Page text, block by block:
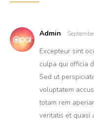
Admin
Excepteur sint
culpa qui officia
Sed ut
voluptatem
totam rem
veritatis et quasi